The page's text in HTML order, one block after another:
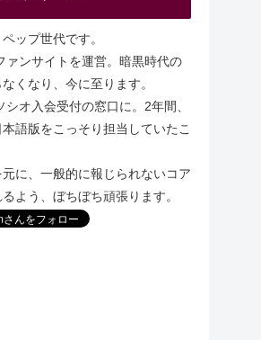
ップ世代です。
ァンサイトを運営。暗黒時代の
くなり、今に至ります。
オ入会受付の窓口に。2年間、
語版をこっそり担当していたこ
に、一般的に報じられないコア
よう、ぼちぼち頑張ります。